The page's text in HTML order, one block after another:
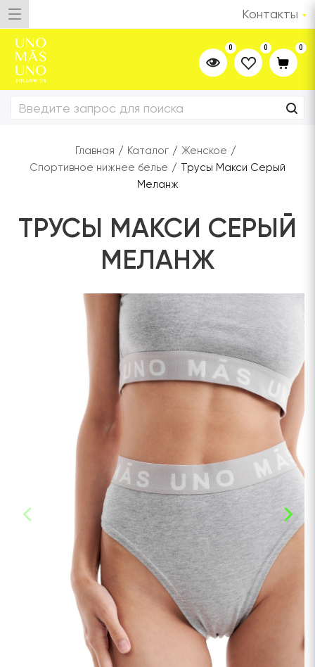
Контакты
0 0 0
Главная / Каталог / Женское /
Спортивное нижнее белье / Трусы Макси Серый
Меланж
ТРУСЫ МАКСИ СЕРЫЙ
МЕЛАНЖ